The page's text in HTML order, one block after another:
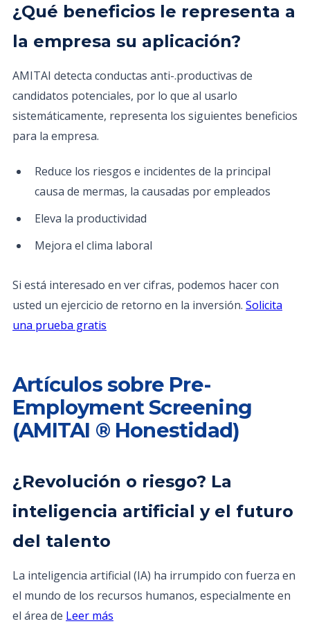
¿Qué beneficios le representa a
la empresa su aplicación?
AMITAI detecta conductas anti-.productivas de
candidatos potenciales, por lo que al usarlo
sistemáticamente, representa los siguientes beneficios
para la empresa.
Reduce los riesgos e incidentes de la principal
causa de mermas, la causadas por empleados
Eleva la productividad
Mejora el clima laboral
Si está interesado en ver cifras, podemos hacer con
usted un ejercicio de retorno en la inversión. Solicita
una prueba gratis
Artículos sobre Pre-
Employment Screening
(AMITAI ® Honestidad)
¿Revolución o riesgo? La
inteligencia artificial y el futuro
del talento
La inteligencia artificial (IA) ha irrumpido con fuerza en
el mundo de los recursos humanos, especialmente en
el área de Leer más